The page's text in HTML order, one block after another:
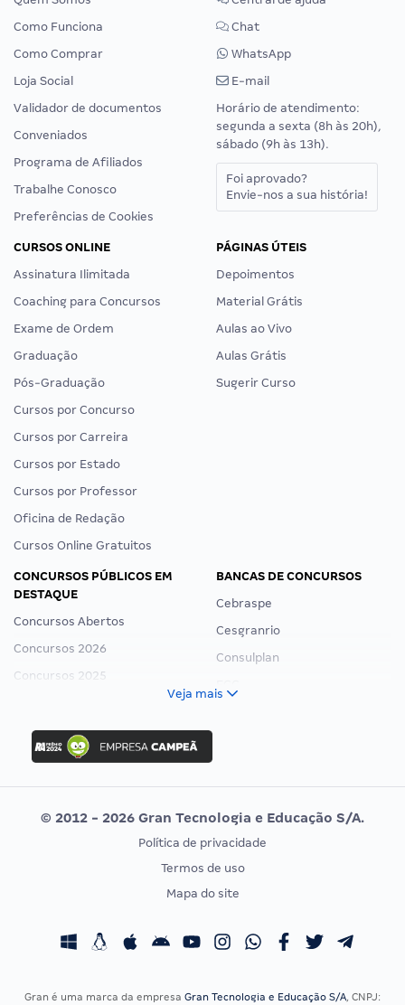
Como Funciona
Como Comprar
Loja Social
Validador de documentos
Conveniados
Programa de Afiliados
Trabalhe Conosco
Preferências de Cookies
Chat
WhatsApp
E-mail
Horário de atendimento:
segunda a sexta (8h às 20h),
sábado (9h às 13h).
Foi aprovado?
Envie-nos a sua história!
CURSOS ONLINE
Assinatura Ilimitada
Coaching para Concursos
Exame de Ordem
Graduação
Pós-Graduação
Cursos por Concurso
Cursos por Carreira
Cursos por Estado
Cursos por Professor
Oficina de Redação
Cursos Online Gratuitos
PÁGINAS ÚTEIS
Depoimentos
Material Grátis
Aulas ao Vivo
Aulas Grátis
Sugerir Curso
CONCURSOS PÚBLICOS EM
DESTAQUE
Concursos Abertos
Concursos 2026
Concursos 2025
Concurso Ibama
Concurso MPU
Editais publicados
BANCAS DE CONCURSOS
Cebraspe
Cesgranrio
Consulplan
Vunesp
CONCURSOS POR PROFISSÃO
Concursos Fiscais
EXAME DE ORDEM
Calendário OAB
Veja mais
© 2012 - 2026 Gran Tecnologia e Educação S/A.
Política de privacidade
Termos de uso
Mapa do site
Gran é uma marca da empresa Gran Tecnologia e Educação S/A, CNPJ: